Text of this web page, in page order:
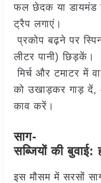
फल छेदक या डायमंड
ट्रैप लगाएं।
प्रकोप बढ़ने पर
लीटर पानी) छिड़कें।
मिर्च और टमाटर में
को उखाड़कर गाड़ दें,
काव करें।
साग-
सब्जियों की बुवाई:
इस मौसम में सरसों